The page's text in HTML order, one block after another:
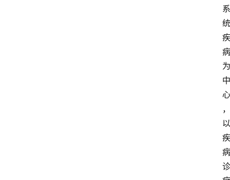
系
统
疾
病
为
中
心
，
以
疾
病
诊